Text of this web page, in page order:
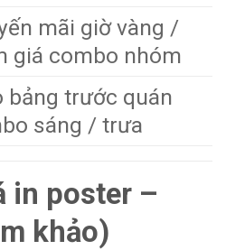
mãi giờ vàng /
giá combo nhóm
bảng trước quán
sáng / trưa
in poster –
khảo)